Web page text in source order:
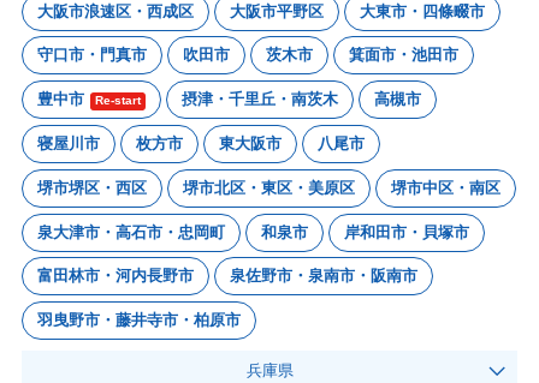
大阪市浪速区・西成区 大阪市平野区 大東市・四條畷市
守口市・門真市 吹田市 茨木市 箕面市・池田市
豊中市 Re-start 摂津・千里丘・南茨木 高槻市
寝屋川市 枚方市 東大阪市 八尾市
堺市堺区・西区 堺市北区・東区・美原区 堺市中区・南区
泉大津市・高石市・忠岡町 和泉市 岸和田市・貝塚市
富田林市・河内長野市 泉佐野市・泉南市・阪南市
羽曳野市・藤井寺市・柏原市
兵庫県